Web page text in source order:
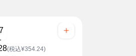
(税込¥354.24)